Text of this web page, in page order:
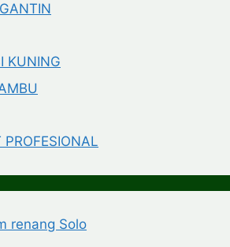
KUNING
renang Solo